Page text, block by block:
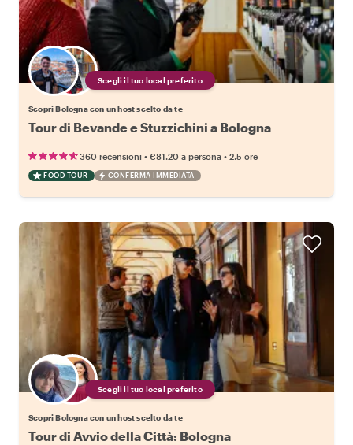
Scegli il tuo local preferito
Scopri Bologna con un host scelto da te
Tour di Bevande e Stuzzichini a Bologna
360 recensioni • €81.20 a persona • 2.5 ore
FOOD TOUR CONFERMA IMMEDIATA
Scegli il tuo local preferito
Scopri Bologna con un host scelto da te
Tour di Avvio della Città: Bologna